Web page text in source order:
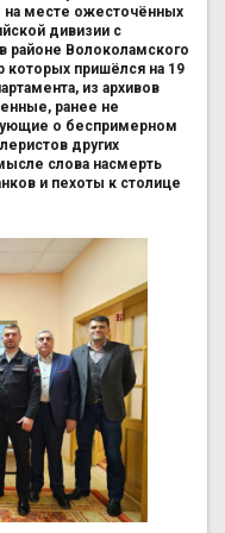
на месте ожесточённых
дивизии с
районе Волоколамского
пришёлся на 19
из архивов
ранее не
о беспримерном
других
слова насмерть
и пехоты к столице